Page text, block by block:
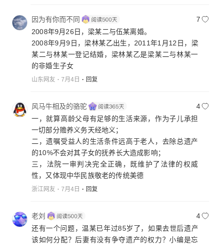
因为有你而不同
7
2008年9月26日，梁某二与伍某离婚。
2008年9月9日，梁林某乙出生，2011年1月12日，梁
某二与林某一登记结婚，梁林某乙是梁某二与林某一
的非婚生子女
山东网友 7月4日 回复
风马牛相及的骆驼
4
一，就算高龄父母有足够的生活来源，作为子儿承担
一切部分赡养义务天经地义；
二，遗嘱受益人的生活条件远高于老人，去除总遗产
的10%不会对其子女的抚养长大造成影响；
三，法院一审判决完全正确，既维护了法律的权威
性，又体现中华民族敬老的传统美德
浙江网友 7月4日 回复
老刘
4
还有一个问题，温某已年过85岁了，如果去世后遗产
该如何分配？后妻有没有争夺遗产的权力？小编是忘